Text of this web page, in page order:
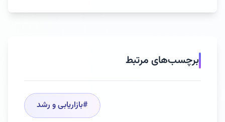
برچسب‌های مرتبط
#بازاریابی و رشد